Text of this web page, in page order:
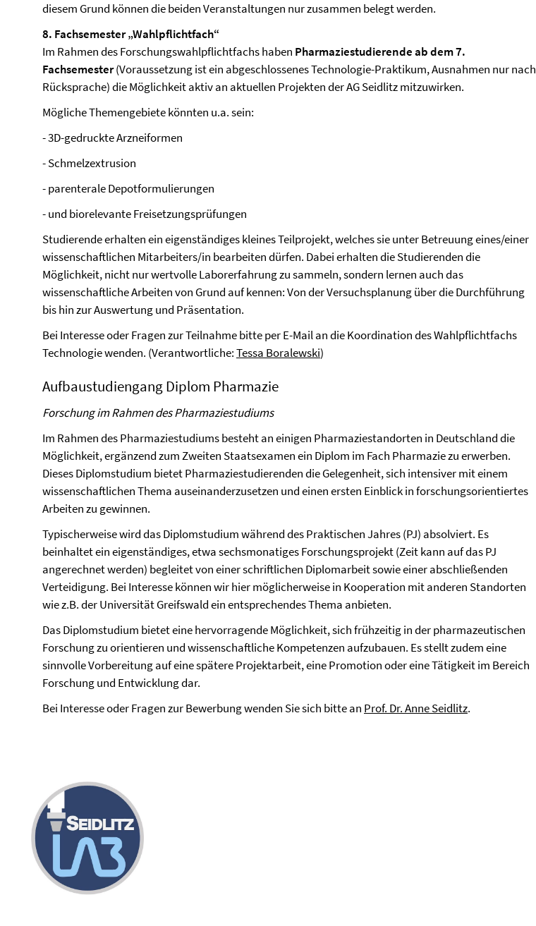
diesem Grund können die beiden Veranstaltungen nur zusammen belegt werden.
8. Fachsemester „Wahlpflichtfach“
Im Rahmen des Forschungswahlpflichtfachs haben Pharmaziestudierende ab dem 7.
Fachsemester(Voraussetzung ist ein abgeschlossenes Technologie-Praktikum, Ausnahmen nur nach
Rücksprache) die Möglichkeit aktiv an aktuellen Projekten der AG Seidlitz mitzuwirken.
Mögliche Themengebiete könnten u.a. sein:
- 3D-gedruckte Arzneiformen
- Schmelzextrusion
- parenterale Depotformulierungen
- und biorelevante Freisetzungsprüfungen
Studierende erhalten ein eigenständiges kleines Teilprojekt, welches sie unter Betreuung eines/einer
wissenschaftlichen Mitarbeiters/in bearbeiten dürfen. Dabei erhalten die Studierenden die
Möglichkeit, nicht nur wertvolle Laborerfahrung zu sammeln, sondern lernen auch das
wissenschaftliche Arbeiten von Grund auf kennen: Von der Versuchsplanung über die Durchführung
bis hin zur Auswertung und Präsentation.
Bei Interesse oder Fragen zur Teilnahme bitte per E-Mail an die Koordination des Wahlpflichtfachs
Technologie wenden. (Verantwortliche:Tessa Boralewski)
Aufbaustudiengang Diplom Pharmazie
Forschung im Rahmen des Pharmaziestudiums
Im Rahmen des Pharmaziestudiums besteht an einigen Pharmaziestandorten in Deutschland die
Möglichkeit, ergänzend zum Zweiten Staatsexamen ein Diplom im Fach Pharmazie zu erwerben.
Dieses Diplomstudium bietet Pharmaziestudierenden die Gelegenheit, sich intensiver mit einem
wissenschaftlichen Thema auseinanderzusetzen und einen ersten Einblick in forschungsorientiertes
Arbeiten zu gewinnen.
Typischerweise wird das Diplomstudium während des Praktischen Jahres (PJ) absolviert. Es
beinhaltet ein eigenständiges, etwa sechsmonatiges Forschungsprojekt (Zeit kann auf das PJ
angerechnet werden) begleitet von einer schriftlichen Diplomarbeit sowie einer abschließenden
Verteidigung. Bei Interesse können wir hier möglicherweise in Kooperation mit anderen Standorten
wie z.B. der Universität Greifswald ein entsprechendes Thema anbieten.
Das Diplomstudium bietet eine hervorragende Möglichkeit, sich frühzeitig in der pharmazeutischen
Forschung zu orientieren und wissenschaftliche Kompetenzen aufzubauen. Es stellt zudem eine
sinnvolle Vorbereitung auf eine spätere Projektarbeit, eine Promotion oder eine Tätigkeit im Bereich
Forschung und Entwicklung dar.
Bei Interesse oder Fragen zur Bewerbung wenden Sie sich bitte an Prof. Dr. Anne Seidlitz.